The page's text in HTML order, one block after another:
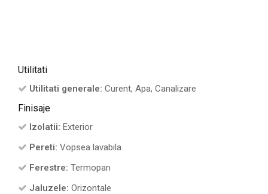
Utilitati
Utilitati generale: Curent, Apa, Canalizare
Finisaje
Izolatii: Exterior
Pereti: Vopsea lavabila
Ferestre: Termopan
Jaluzele: Orizontale